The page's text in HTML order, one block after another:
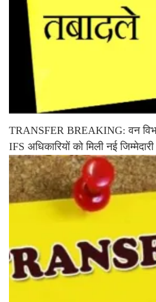
TRANSFER BREAKING: वन
IFS अधिकारियों को मिली नई जिम्मेदारी